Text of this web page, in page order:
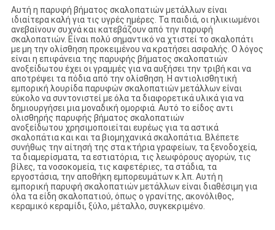
Αυτή η παρυφή βήματος σκαλοπατιών μετάλλων είναι
ιδιαίτερα καλή για τις υγρές ημέρες. Τα παιδιά, οι ηλικιωμένοι
ανεβαίνουν συχνά και κατεβάζουν από την παρυφή
σκαλοπατιών. Είναι πολύ σημαντικό να χτιστεί το σκαλοπάτι
με μη την ολίσθηση προκειμένου να κρατήσει ασφαλής. Ο λόγος
είναι η επιφάνεια της παρυφής βήματος σκαλοπατιών
ανοξείδωτου έχει οι γραμμές για να αυξήσει την τριβή και να
αποτρέψει τα πόδια από την ολίσθηση. Η αντιολισθητική
εμπορική λουρίδα παρυφών σκαλοπατιών μετάλλων είναι
εύκολο να συντονιστεί με όλα τα διαφορετικά υλικά για να
δημιουργήσει μια μοναδική ομορφιά. Αυτό το είδος αντι
ολισθηρής παρυφής βήματος σκαλοπατιών
ανοξείδωτου χρησιμοποιείται ευρέως για τα αστικά
σκαλοπάτια και και τα βιομηχανικά σκαλοπάτια. Βλέπετε
συνήθως την αίτησή της στα κτήρια γραφείων, τα ξενοδοχεία,
τα διαμερίσματα, τα εστιατόρια, τις λεωφόρους αγορών, τις
βίλες, τα νοσοκομεία, τις καφετέριες, τα στάδια, τα
εργοστάσια, την αποθήκη εμπορευμάτων κ.λπ. Αυτή η
εμπορική παρυφή σκαλοπατιών μετάλλων είναι διαθέσιμη για
όλα τα είδη σκαλοπατιού, όπως ο γρανίτης, ακονόλιθος,
κεραμικό κεραμίδι, ξύλο, μέταλλο, συγκεκριμένο.